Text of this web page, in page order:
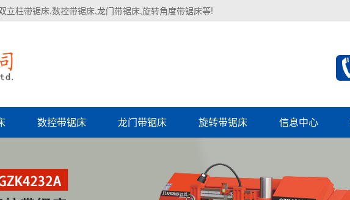
柱带锯床,数控带锯床,龙门带锯床,旋转角度带锯床等!
数控带锯床 龙门带锯床 旋转带锯床 信息中心